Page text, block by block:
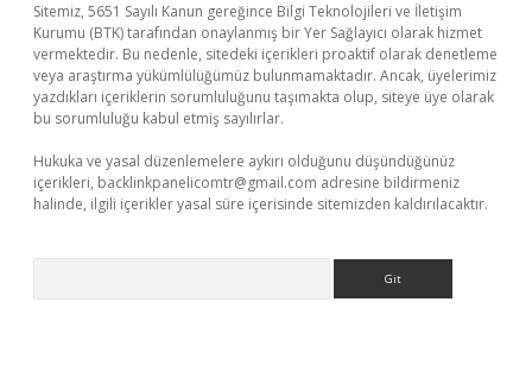
Sitemiz, 5651 Sayılı Kanun gereğince Bilgi Teknolojileri ve İletişim
Kurumu (BTK) tarafından onaylanmış bir Yer Sağlayıcı olarak hizmet
vermektedir. Bu nedenle, sitedeki içerikleri proaktif olarak denetleme
veya araştırma yükümlülüğümüz bulunmamaktadır. Ancak, üyelerimiz
yazdıkları içeriklerin sorumluluğunu taşımakta olup, siteye üye olarak
bu sorumluluğu kabul etmiş sayılırlar.
Hukuka ve yasal düzenlemelere aykırı olduğunu düşündüğünüz
içerikleri, backlinkpanelicomtr@gmail.com adresine bildirmeniz
halinde, ilgili içerikler yasal süre içerisinde sitemizden kaldırılacaktır.